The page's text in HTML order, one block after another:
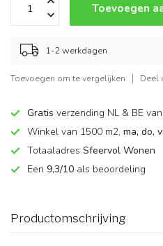
Toevoegen
1-2 werkdagen
Toevoegen om te vergelijken Deel
Gratis verzending NL & BE
Winkel van 1500 m2, ma, do,
Totaaladres Sfeervol Wonen
Een 9,3/10 als beoordeling
Productomschrijving